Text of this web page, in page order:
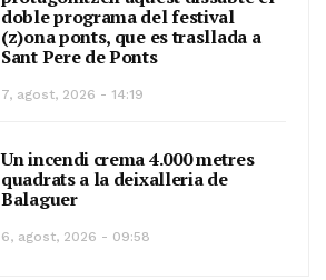
doble programa del festival
(z)ona ponts, que es trasllada a
Sant Pere de Ponts
7, agost, 2026 - 14:19
Un incendi crema 4.000 metres
quadrats a la deixalleria de
Balaguer
6, agost, 2026 - 09:58